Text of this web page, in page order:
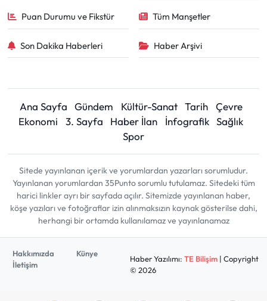
Puan Durumu ve Fikstür Tüm Manşetler
Son Dakika Haberleri Haber Arşivi
Ana Sayfa Gündem Kültür-Sanat Tarih
Çevre
Ekonomi
3. Sayfa Haber İlan İnfografik Sağlık
Spor
Sitede yayınlanan içerik ve yorumlardan yazarları sorumludur.
Yayınlanan yorumlardan 35Punto sorumlu tutulamaz. Sitedeki tüm
harici linkler ayrı bir sayfada açılır. Sitemizde yayınlanan haber,
köşe yazıları ve fotoğraflar izin alınmaksızın kaynak gösterilse dahi,
herhangi bir ortamda kullanılamaz ve yayınlanamaz
Hakkımızda
Künye
İletişim
Haber Yazılımı: TE Bilişim| Copyright
© 2026